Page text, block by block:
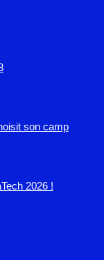
son camp
2026 !